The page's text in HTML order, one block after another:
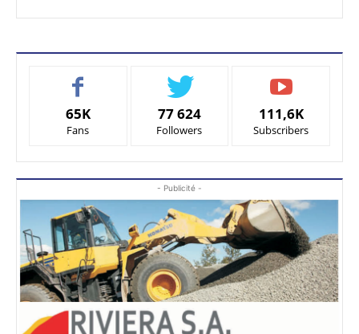
65K
Fans
77 624
Followers
111,6K
Subscribers
- Publicité -